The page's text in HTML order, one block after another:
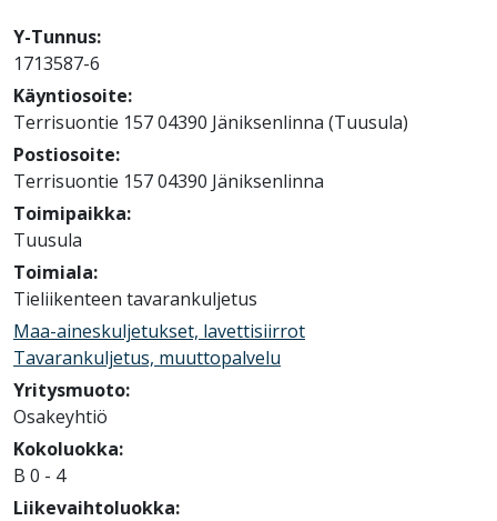
Y-Tunnus:
1713587-6
Käyntiosoite:
Terrisuontie 157 04390 Jäniksenlinna (Tuusula)
Postiosoite:
Terrisuontie 157 04390 Jäniksenlinna
Toimipaikka:
Tuusula
Toimiala:
Tieliikenteen tavarankuljetus
Maa-aineskuljetukset, lavettisiirrot
Tavarankuljetus, muuttopalvelu
Yritysmuoto:
Osakeyhtiö
Kokoluokka:
B 0 - 4
Liikevaihtoluokka: